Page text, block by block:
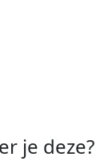
je deze?